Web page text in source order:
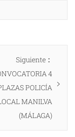
Siguiente
4
POLICÍA
MANILVA
(MÁLAGA)